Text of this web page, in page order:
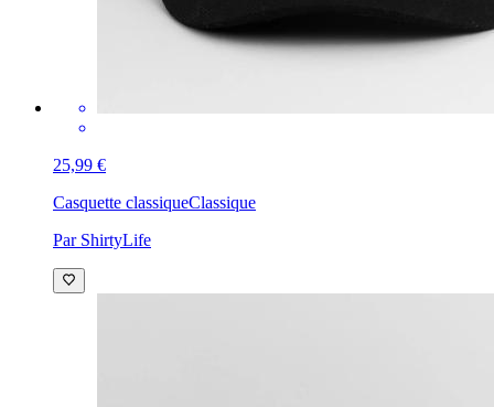
25,99 €
Casquette classiqueClassique
Par ShirtyLife